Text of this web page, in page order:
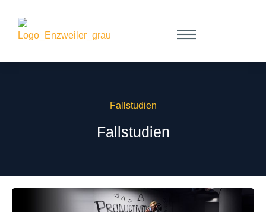
Fallstudien
Fallstudien